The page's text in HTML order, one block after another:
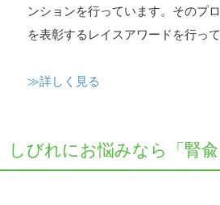
ンションを行っています。そのプ
を表彰するレイスアワードを行っ
≫詳しく見る
びれにお悩みなら「腎兪